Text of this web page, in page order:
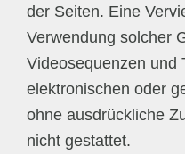
der Seiten. Eine
Verwendung solcher
Videosequenzen und
elektronischen oder
ohne ausdrückliche
nicht gestattet.